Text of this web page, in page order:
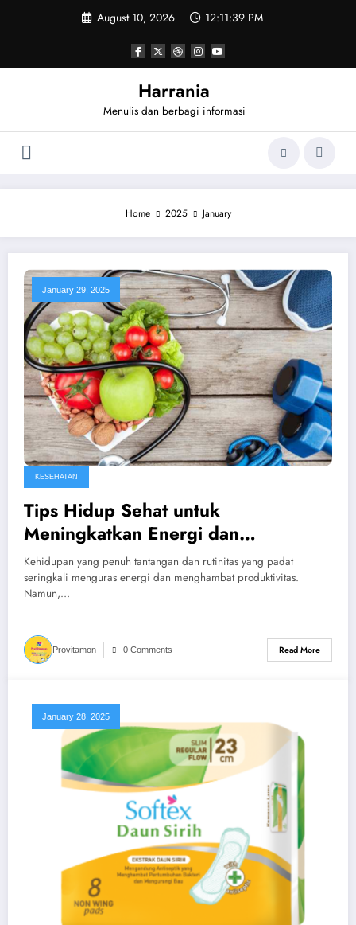
August 10, 2026 12:11:39 PM
Harrania
Menulis dan berbagi informasi
Home 2025 January
January 29, 2025
KESEHATAN
Tips Hidup Sehat untuk
Meningkatkan Energi dan
Produktivitas Sehari-hari
Kehidupan yang penuh tantangan dan rutinitas yang padat
seringkali menguras energi dan menghambat produktivitas.
Namun,…
Provitamon 0 Comments Read More
January 28, 2025